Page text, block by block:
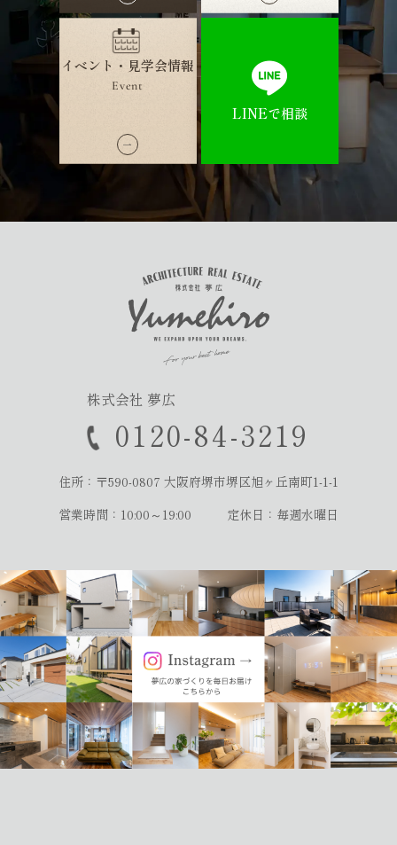
イベント・見学会情報
Event
LINEで相談
株式会社 夢広
0120-84-3219
住所：〒590-0807 大阪府堺市堺区旭ヶ丘南町1-1-1
営業時間：10:00～19:00
定休日：毎週水曜日